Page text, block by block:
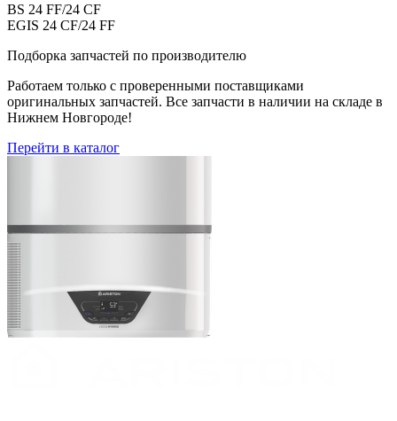
BS 24 FF/24 CF
EGIS 24 CF/24 FF
Подборка запчастей по производителю
Работаем только с проверенными поставщиками
оригинальных запчастей. Все запчасти в наличии на складе в
Нижнем Новгороде!
Перейти в каталог